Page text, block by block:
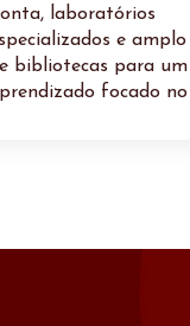
laboratórios
e
bibliotecas para um
focado no